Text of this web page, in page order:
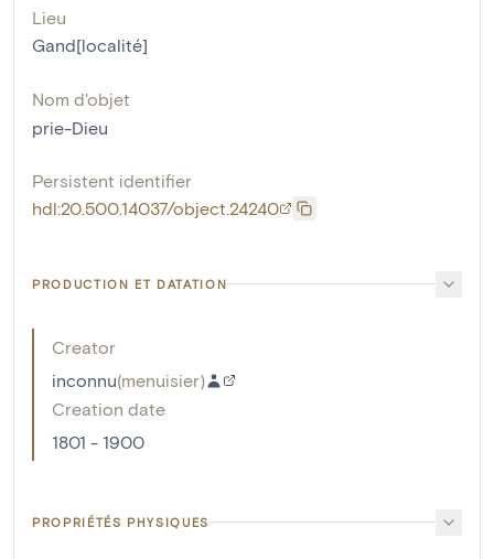
Lieu
Gand[localité]
Nom d'objet
prie-Dieu
Persistent identifier
hdl:20.500.14037/object.24240
PRODUCTION ET DATATION
Creator
inconnu(menuisier)
Creation date
1801 - 1900
PROPRIÉTÉS PHYSIQUES